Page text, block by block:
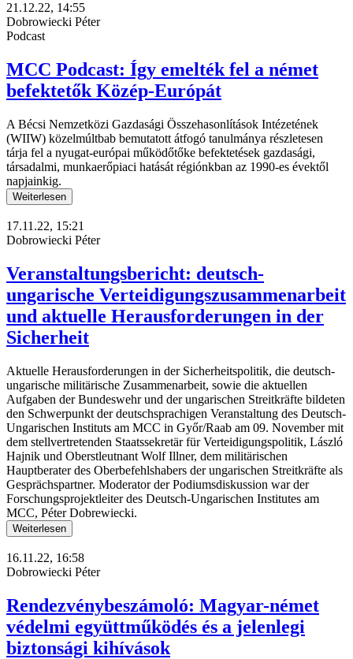
21.12.22, 14:55
Dobrowiecki Péter
Podcast
MCC Podcast: Így emelték fel a német
befektetők Közép-Európát
A Bécsi Nemzetközi Gazdasági Összehasonlítások Intézetének
(WIIW) közelmúltbab bemutatott átfogó tanulmánya részletesen
tárja fel a nyugat-európai működőtőke befektetések gazdasági,
társadalmi, munkaerőpiaci hatását régiónkban az 1990-es évektől
napjainkig.
Weiterlesen
17.11.22, 15:21
Dobrowiecki Péter
Veranstaltungsbericht: deutsch-
ungarische Verteidigungszusammenarbeit
und aktuelle Herausforderungen in der
Sicherheit
Aktuelle Herausforderungen in der Sicherheitspolitik, die deutsch-
ungarische militärische Zusammenarbeit, sowie die aktuellen
Aufgaben der Bundeswehr und der ungarischen Streitkräfte bildeten
den Schwerpunkt der deutschsprachigen Veranstaltung des Deutsch-
Ungarischen Instituts am MCC in Győr/Raab am 09. November mit
dem stellvertretenden Staatssekretär für Verteidigungspolitik, László
Hajnik und Oberstleutnant Wolf Illner, dem militärischen
Hauptberater des Oberbefehlshabers der ungarischen Streitkräfte als
Gesprächspartner. Moderator der Podiumsdiskussion war der
Forschungsprojektleiter des Deutsch-Ungarischen Institutes am
MCC, Péter Dobrewiecki.
Weiterlesen
16.11.22, 16:58
Dobrowiecki Péter
Rendezvénybeszámoló: Magyar-német
védelmi együttműködés és a jelenlegi
biztonsági kihívások